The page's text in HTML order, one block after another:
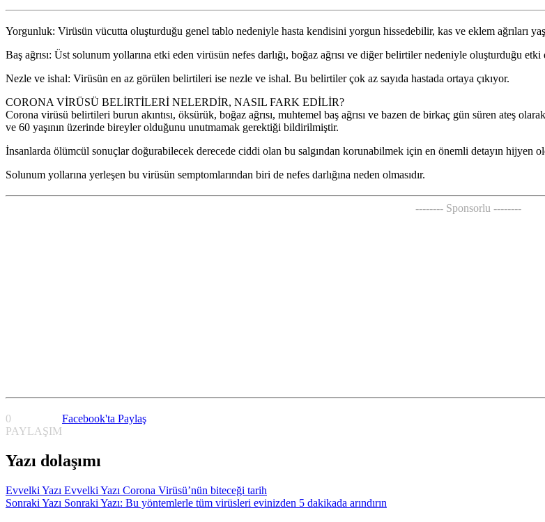
Yorgunluk: Virüsün vücutta oluşturduğu genel tablo nedeniyle hasta kendisini yorgun hissedebilir, kas ve eklem ağrıları
Baş ağrısı: Üst solunum yollarına etki eden virüsün nefes darlığı, boğaz ağrısı ve diğer belirtiler nedeniyle oluşturduğu
Nezle ve ishal: Virüsün en az görülen belirtileri ise nezle ve ishal. Bu belirtiler çok az sayıda hastada ortaya çıkıyor.
CORONA VİRÜSÜ BELİRTİLERİ NELERDİR, NASIL FARK EDİLİR?
Corona virüsü belirtileri burun akıntısı, öksürük, boğaz ağrısı, muhtemel baş ağrısı ve bazen de birkaç gün süren ateş
ve 60 yaşının üzerinde bireyler olduğunu unutmamak gerektiği bildirilmiştir.
İnsanlarda ölümcül sonuçlar doğurabilecek derecede ciddi olan bu salgından korunabilmek için en önemli detayın hijyen
Solunum yollarına yerleşen bu virüsün semptomlarından biri de nefes darlığına neden olmasıdır.
-------- Sponsorlu --------
0
PAYLAŞIM
Facebook'ta Paylaş
Yazı dolaşımı
Evvelki Yazı Evvelki Yazı Corona Virüsü’nün biteceği tarih
Sonraki Yazı Sonraki Yazı: Bu yöntemlerle tüm virüsleri evinizden 5 dakikada arındırın